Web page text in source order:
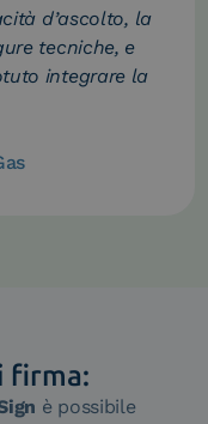
d’ascolto, la
tecniche, e
integrare la
firma:
è possibile